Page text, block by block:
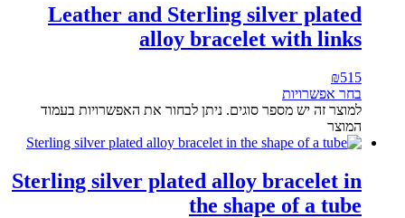
Leather and Sterling silver plated
alloy bracelet with links
₪515
בחר אפשרויות
למוצר זה יש מספר סוגים. ניתן לבחור את האפשרויות בעמוד
המוצר
Sterling silver plated alloy bracelet in
the shape of a tube